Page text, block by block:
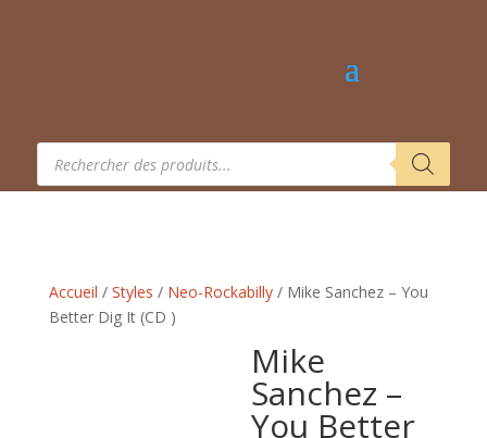
Recherche
produits
Accueil / Styles / Neo-Rockabilly/ Mike Sanchez – You
Better Dig It (CD )
Mike
Sanchez –
You Better